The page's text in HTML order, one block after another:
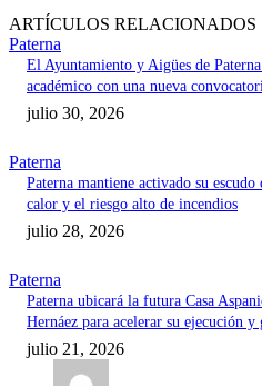
ARTÍCULOS RELACIONADOS
Paterna
El Ayuntamiento y Aigües de
académico con una nueva
julio 30, 2026
Paterna
Paterna mantiene activado su
calor y el riesgo alto de incendios
julio 28, 2026
Paterna
Paterna ubicará la futura Casa
Hernáez para acelerar su ejecución
julio 21, 2026